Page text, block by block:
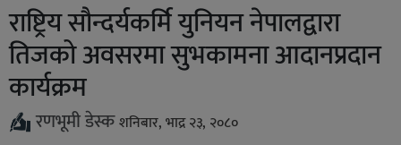
राष्ट्रिय सौन्दर्यकर्मि युनियन नेपालद्वारा
तिजको अवसरमा सुभकामना आदानप्रदान
कार्यक्रम
रणभूमी डेस्कशनिबार, भाद्र २३, २०८०